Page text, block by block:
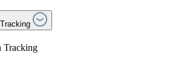
Tracking